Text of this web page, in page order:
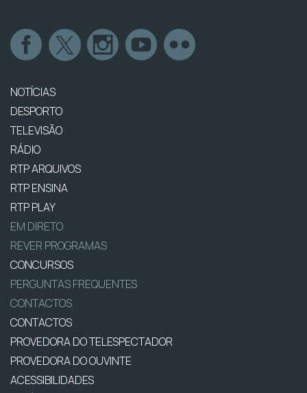
NOTÍCIAS
DESPORTO
TELEVISÃO
RÁDIO
RTP ARQUIVOS
RTP ENSINA
RTP PLAY
EM DIRETO
REVER PROGRAMAS
CONCURSOS
PERGUNTAS FREQUENTES
CONTACTOS
CONTACTOS
PROVEDORA DO TELESPECTADOR
PROVEDORA DO OUVINTE
ACESSIBILIDADES